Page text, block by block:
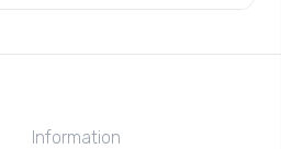
Information